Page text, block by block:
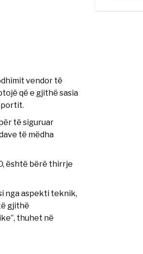
vendor të
që e gjithë sasia
të siguruar
të mëdha
është bërë thirrje
nga aspekti teknik,
gjithë
thuhet në